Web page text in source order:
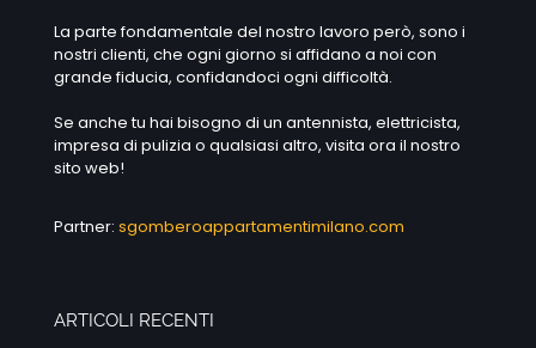
La parte fondamentale del nostro lavoro però, sono i
nostri clienti, che ogni giorno si affidano a noi con
grande fiducia, confidandoci ogni difficoltà.
Se anche tu hai bisogno di un antennista, elettricista,
impresa di pulizia o qualsiasi altro, visita ora il nostro
sito web!
Partner: sgomberoappartamentimilano.com
ARTICOLI RECENTI